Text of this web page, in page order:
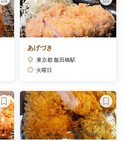
あげづき
東京都 飯田橋駅
火曜日